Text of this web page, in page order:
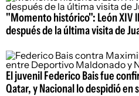
"Momento histórico": León XIV
después de la última visita de
El juvenil Federico Bais fue
Qatar, y Nacional lo despidió en